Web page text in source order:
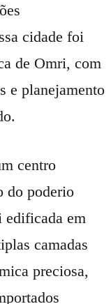
cidade foi
de Omri, com
e planejamento
centro
do poderio
edificada em
camadas
preciosa,